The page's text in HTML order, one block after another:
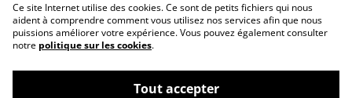
Ce site Internet utilise des cookies. Ce sont de petits fichiers qui nous
aident à comprendre comment vous utilisez nos services afin que nous
puissions améliorer votre expérience. Vous pouvez également consulter
notre politique sur les cookies.
Tout accepter